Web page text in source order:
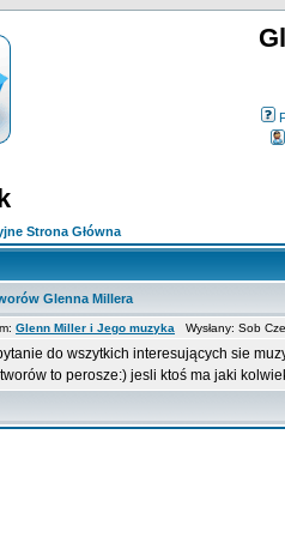
Strona Główna
Glenna Millera
Glenn Miller i Jego muzyka Wysłany: Sob
do wszytkich interesujących sie
to perosze:) jesli ktoś ma jaki